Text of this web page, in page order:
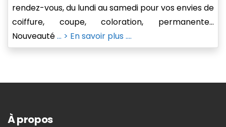
rendez-vous, du lundi au samedi pour vos envies de
coiffure, coupe, coloration, permanente…
Nouveauté... > En savoir plus ....
À propos